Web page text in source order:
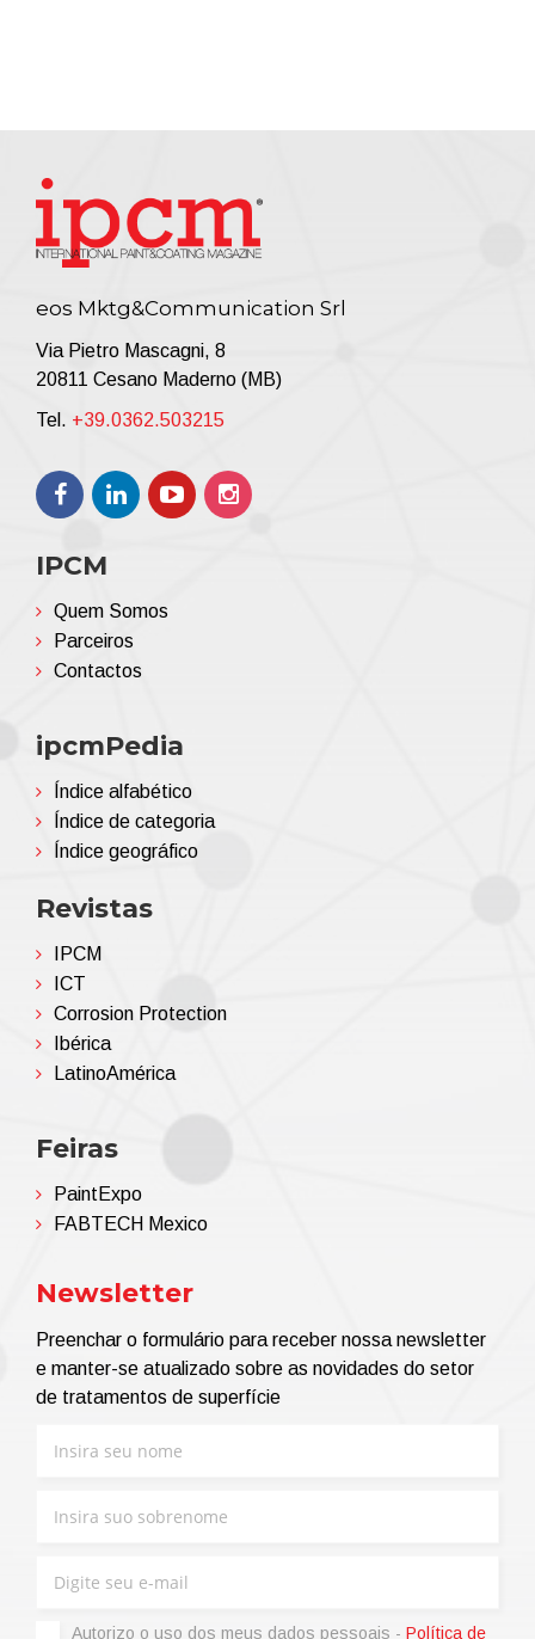
eos Mktg&Communication Srl
Via Pietro Mascagni, 8
20811 Cesano Maderno (MB)
Tel. +39.0362.503215
IPCM
Quem Somos
Parceiros
Contactos
ipcmPedia
Índice alfabético
Índice de categoria
Índice geográfico
Revistas
IPCM
ICT
Corrosion Protection
Ibérica
LatinoAmérica
Feiras
PaintExpo
FABTECH Mexico
Newsletter
Preenchar o formulário para receber nossa newsletter
e manter-se atualizado sobre as novidades do setor
de tratamentos de superfície
Autorizo ​​o uso dos meus dados pessoais - Política de